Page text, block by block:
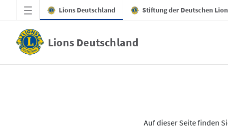
Zum Hauptinhalt springen
Lions Deutschland Stiftung der Deutschen
Lions Deutschland
Auf dieser Seite finden